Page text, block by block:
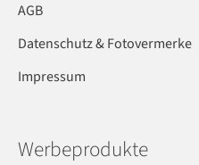
AGB
Datenschutz & Fotovermerke
Impressum
Werbeprodukte